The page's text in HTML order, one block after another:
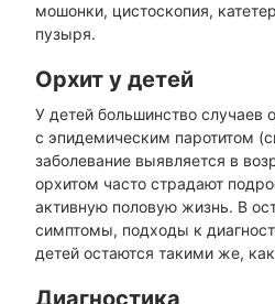
мошонки, цистоскопия,
пузыря.
Орхит у детей
У детей большинство случаев
с эпидемическим паротитом
заболевание выявляется в
орхитом часто страдают
активную половую жизнь. В
симптомы, подходы к
детей остаются такими же,